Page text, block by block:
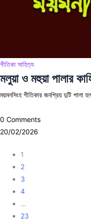
গীতিকা সাহিত্য
মলুয়া ও মহুয়া পালার
ময়মনসিংহ গীতিকার জনপ্রিয় দুটি
0 Comments
20/02/2026
1
2
3
4
…
23